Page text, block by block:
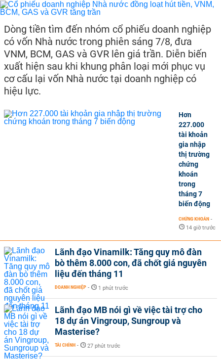
Dòng tiền tìm đến nhóm cổ phiếu doanh nghiệp
có vốn Nhà nước trong phiên sáng 7/8, đưa
VNM, BCM, GAS và GVR lên giá trần. Diễn biến
xuất hiện sau khi khung phân loại mới phục vụ
cơ cấu lại vốn Nhà nước tại doanh nghiệp có
hiệu lực.
Hơn
227.000
tài khoản
gia nhập
thị trường
chứng
khoán
trong
tháng 7
biến động
CHỨNG KHOÁN -
14 giờ trước
Lãnh đạo Vinamilk: Tăng quy mô đàn
bò thêm 8.000 con, đã chốt giá nguyên
liệu đến tháng 11
DOANH NGHIỆP - 1 phút trước
Lãnh đạo MB nói gì về việc tài trợ cho
18 dự án Vingroup, Sungroup và
Masterise?
TÀI CHÍNH - 27 phút trước